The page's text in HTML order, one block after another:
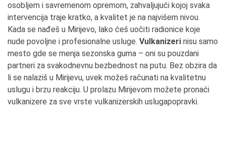
osobljem i savremenom opremom, zahvaljujući kojoj svaka
intervencija traje kratko, a kvalitet je na najvišem nivou.
Kada se nađeš u Mirijevo, lako ćeš uočiti radionice koje
nude povoljne i profesionalne usluge. Vulkanizeri nisu samo
mesto gde se menja sezonska guma – oni su pouzdani
partneri za svakodnevnu bezbednost na putu. Bez obzira da
li se nalaziš u Mirijevu, uvek možeš računati na kvalitetnu
uslugu i brzu reakciju. U prolazu Mirijevom možete pronaći
vulkanizere za sve vrste vulkanizerskih uslugapopravki.